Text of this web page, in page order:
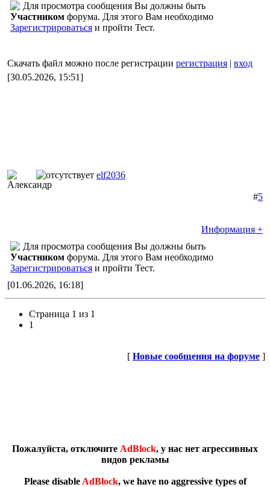
Для просмотра сообщения Вы должны быть
Участником форума. Для этого Вам необходимо
Зарегистрироваться и пройти Тест.
Скачать файл можно после регистрации регистрация | вход
[30.05.2026, 15:51]
elf2036
#5
Информация +
Для просмотра сообщения Вы должны быть
Участником форума. Для этого Вам необходимо
Зарегистрироваться и пройти Тест.
[01.06.2026, 16:18]
Страница 1 из 1
1
[ Новые сообщения на форуме ]
Пожалуйста, отключите AdBlock, у нас нет агрессивных
видов рекламы
Please disable AdBlock, we have no aggressive types of